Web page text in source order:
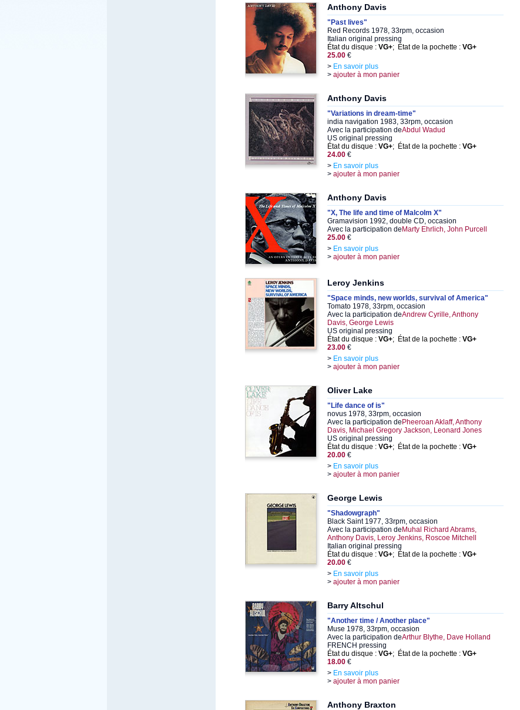
Anthony Davis
"Past lives"
Red Records 1978, 33rpm, occasion
Italian original pressing
État du disque : VG+; État de la pochette : VG+
25.00 €
> En savoir plus
> ajouter à mon panier
Anthony Davis
"Variations in dream-time"
india navigation 1983, 33rpm, occasion
Avec la participation deAbdul Wadud
US original pressing
État du disque : VG+; État de la pochette : VG+
24.00 €
> En savoir plus
> ajouter à mon panier
Anthony Davis
"X, The life and time of Malcolm X"
Gramavision 1992, double CD, occasion
Avec la participation de Marty Ehrlich, John Purcell
25.00 €
> En savoir plus
> ajouter à mon panier
Leroy Jenkins
"Space minds, new worlds, survival of America"
Tomato 1978, 33rpm, occasion
Avec la participation deAndrew Cyrille, Anthony
Davis, George Lewis
US original pressing
État du disque : VG+; État de la pochette : VG+
23.00 €
> En savoir plus
> ajouter à mon panier
Oliver Lake
"Life dance of is"
novus 1978, 33rpm, occasion
Avec la participation de Pheeroan Aklaff, Anthony
Davis, Michael Gregory Jackson, Leonard Jones
US original pressing
État du disque : VG+; État de la pochette : VG+
20.00 €
> En savoir plus
> ajouter à mon panier
George Lewis
"Shadowgraph"
Black Saint 1977, 33rpm, occasion
Avec la participation de Muhal Richard Abrams,
Anthony Davis, Leroy Jenkins, Roscoe Mitchell
Italian original pressing
État du disque : VG+; État de la pochette : VG+
20.00 €
> En savoir plus
> ajouter à mon panier
Barry Altschul
"Another time / Another place"
Muse 1978, 33rpm, occasion
Avec la participation deArthur Blythe, Dave Holland
FRENCH pressing
État du disque : VG+; État de la pochette : VG+
18.00 €
> En savoir plus
> ajouter à mon panier
Anthony Braxton